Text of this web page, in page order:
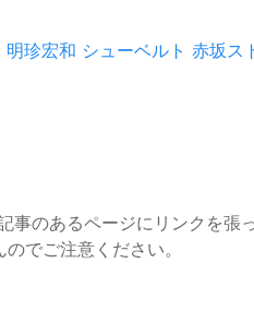
明珍宏和 シューベルト 赤坂ス
事のあるページにリンクを張
でご注意ください。